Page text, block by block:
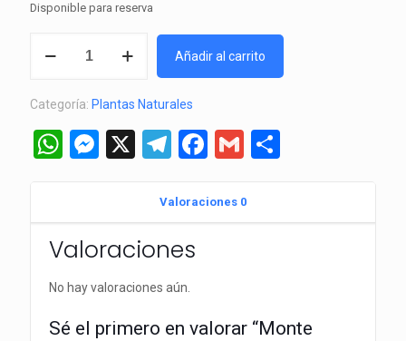
Disponible para reserva
tapizante-
(de
3cms
cantidad
Añadir al carrito
Categoría: Plantas Naturales
WhatsApp
Messenger
X Telegram
Facebook
Gmail
Valoraciones 0
Valoraciones
No hay valoraciones aún.
Sé el primero en valorar “Monte